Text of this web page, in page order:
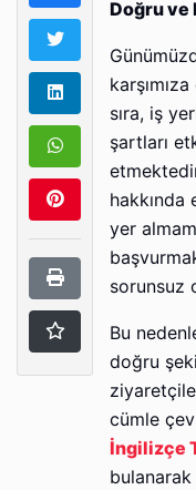
Doğru
sıra, iş
şartları
yer
sorunsuz
Bu
doğru
cümle
İngilizçe